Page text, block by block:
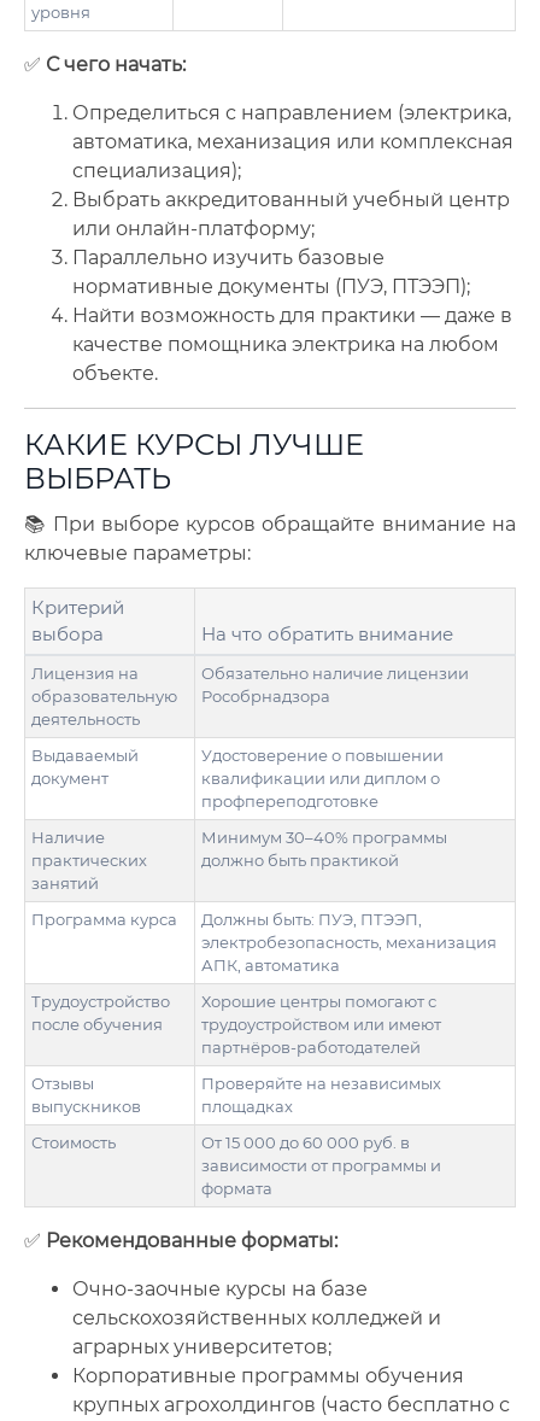
уровня
✅ С чего начать:
Определиться с направлением (электрика,
автоматика, механизация или комплексная
специализация);
Выбрать аккредитованный учебный центр
или онлайн-платформу;
Параллельно изучить базовые
нормативные документы (ПУЭ, ПТЭЭП);
Найти возможность для практики — даже в
качестве помощника электрика на любом
объекте.
КАКИЕ КУРСЫ ЛУЧШЕ
ВЫБРАТЬ
📚 При выборе курсов обращайте внимание на
ключевые параметры:
Критерий
выбора
На что обратить внимание
Лицензия на
образовательную
деятельность
Обязательно наличие лицензии
Рособрнадзора
Выдаваемый
документ
Удостоверение о повышении
квалификации или диплом о
профпереподготовке
Наличие
практических
занятий
Минимум 30–40% программы
должно быть практикой
Программа курса
Должны быть: ПУЭ, ПТЭЭП,
электробезопасность, механизация
АПК, автоматика
Трудоустройство
после обучения
Хорошие центры помогают с
трудоустройством или имеют
партнёров-работодателей
Отзывы
выпускников
Проверяйте на независимых
площадках
Стоимость
От 15 000 до 60 000 руб. в
зависимости от программы и
формата
✅ Рекомендованные форматы:
Очно-заочные курсы на базе
сельскохозяйственных колледжей и
аграрных университетов;
Корпоративные программы обучения
крупных агрохолдингов (часто бесплатно с